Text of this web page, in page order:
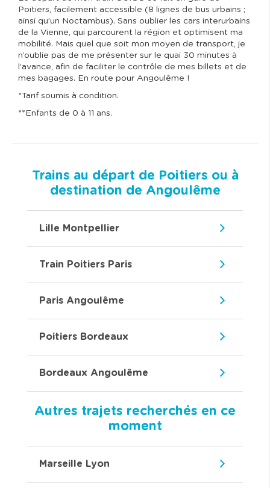
Poitiers, facilement accessible (8 lignes de bus urbains ;
ainsi qu’un Noctambus). Sans oublier les cars interurbains
de la Vienne, qui parcourent la région et optimisent ma
mobilité. Mais quel que soit mon moyen de transport, je
n’oublie pas de me présenter sur le quai 30 minutes à
l’avance, afin de faciliter le contrôle de mes billets et de
mes bagages. En route pour Angoulême !
*Tarif soumis à condition.
**Enfants de 0 à 11 ans.
Trains au départ de Poitiers ou à
destination de Angoulême
Lille Montpellier
Train Poitiers Paris
Paris Angoulême
Poitiers Bordeaux
Bordeaux Angoulême
Autres trajets recherchés en ce
moment
Marseille Lyon